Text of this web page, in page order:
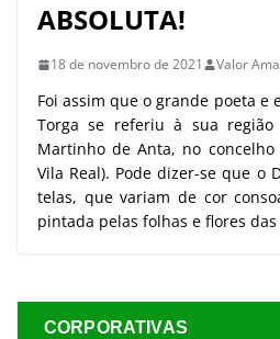
ABSOLUTA!
18 de novembro de 2021 Valor
Foi assim que o grande poeta e
Torga se referiu à sua região
Martinho de Anta, no
Vila Real). Pode dizer-se que o
telas, que variam de cor
pintada pelas folhas e flores
CORPORATIVAS